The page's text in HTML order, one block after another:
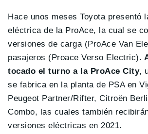
Hace unos meses Toyota presentó
eléctrica de la ProAce, la cual se
versiones de carga (ProAce Van
pasajeros (Proace Verso Electric).
tocado el turno a la ProAce City,
se fabrica en la planta de PSA en
Peugeot Partner/Rifter, Citroën
Combo, las cuales también
versiones eléctricas en 2021.